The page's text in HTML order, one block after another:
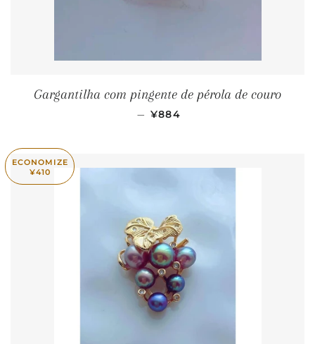
Gargantilha com pingente de pérola de couro
— PREÇO PROMOCIONAL
¥884
ECONOMIZE
¥410